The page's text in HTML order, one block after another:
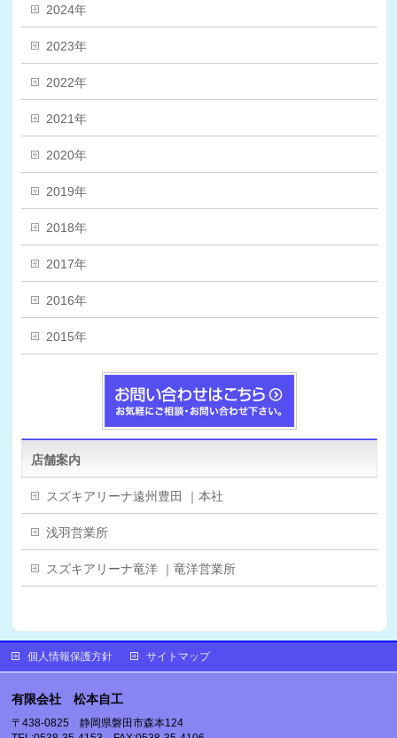
2024年
2023年
2022年
2021年
2020年
2019年
2018年
2017年
2016年
2015年
店舗案内
スズキアリーナ遠州豊田 ｜本社
浅羽営業所
スズキアリーナ竜洋 ｜竜洋営業所
個人情報保護方針 サイトマップ
有限会社 松本自工
〒438-0825 静岡県磐田市森本124